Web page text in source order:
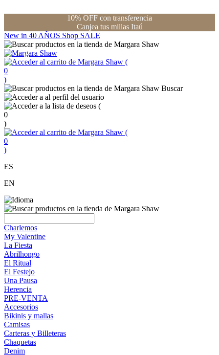
10% OFF con transferencia
Canjea tus millas Itaú
New in 40 AÑOS Shop SALE
(
0
)
Buscar
(
0
)
(
0
)
ES
EN
Charlemos
My Valentine
La Fiesta
Abrilhongo
El Ritual
El Festejo
Una Pausa
Herencia
PRE-VENTA
Accesorios
Bikinis y mallas
Camisas
Carteras y Billeteras
Chaquetas
Denim